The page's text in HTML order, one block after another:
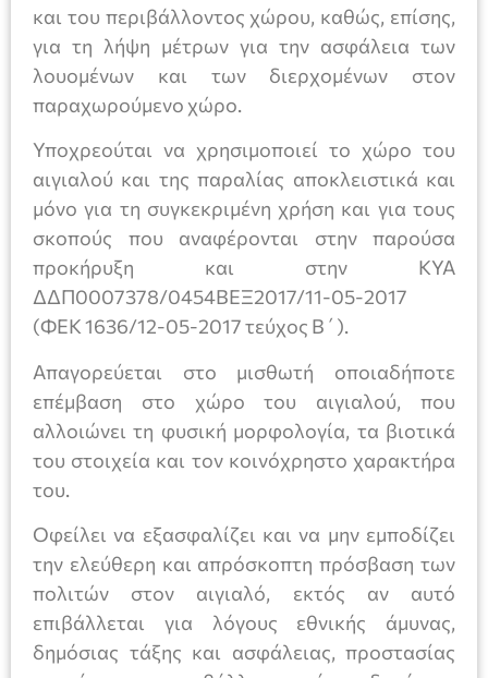
και του περιβάλλοντος χώρου, καθώς, επίσης,
για τη λήψη μέτρων για την ασφάλεια των
λουομένων και των διερχομένων στον
παραχωρούμενο χώρο.
Υποχρεούται να χρησιμοποιεί το χώρο του
αιγιαλού και της παραλίας αποκλειστικά και
μόνο για τη συγκεκριμένη χρήση και για τους
σκοπούς που αναφέρονται στην παρούσα
προκήρυξη και στην ΚΥΑ
ΔΔΠ0007378/0454ΒΕΞ2017/11-05-2017
(ΦΕΚ 1636/12-05-2017 τεύχος Β΄).
Απαγορεύεται στο μισθωτή οποιαδήποτε
επέμβαση στο χώρο του αιγιαλού, που
αλλοιώνει τη φυσική μορφολογία, τα βιοτικά
του στοιχεία και τον κοινόχρηστο χαρακτήρα
του.
Οφείλει να εξασφαλίζει και να μην εμποδίζει
την ελεύθερη και απρόσκοπτη πρόσβαση των
πολιτών στον αιγιαλό, εκτός αν αυτό
επιβάλλεται για λόγους εθνικής άμυνας,
δημόσιας τάξης και ασφάλειας, προστασίας